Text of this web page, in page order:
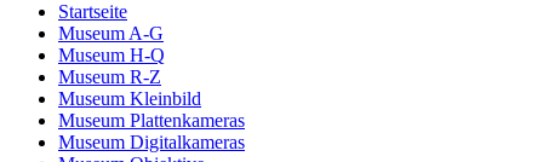
Startseite
Museum A-G
Museum H-Q
Museum R-Z
Museum Kleinbild
Museum Plattenkameras
Museum Digitalkameras